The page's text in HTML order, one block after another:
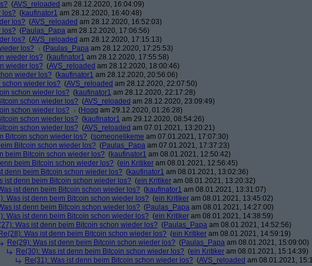
(AVS_reloaded am 28.12.2020, 16:04:09)
los? (kaufinator1 am 28.12.2020, 16:40:48)
los? (AVS_reloaded am 28.12.2020, 16:52:03)
los? (Paulas_Papa am 28.12.2020, 17:06:56)
los? (AVS_reloaded am 28.12.2020, 17:15:13)
los?
(Paulas_Papa am 28.12.2020, 17:25:53)
wieder los? (kaufinator1 am 28.12.2020, 17:55:58)
wieder los? (AVS_reloaded am 28.12.2020, 18:00:46)
wieder los? (kaufinator1 am 28.12.2020, 20:56:06)
schon wieder los? (AVS_reloaded am 28.12.2020, 22:07:50)
schon wieder los? (kaufinator1 am 28.12.2020, 22:17:28)
schon wieder los? (AVS_reloaded am 28.12.2020, 23:09:49)
schon wieder los?
(Hoqq am 29.12.2020, 01:26:28)
schon wieder los? (kaufinator1 am 29.12.2020, 08:54:26)
schon wieder los? (AVS_reloaded am 07.01.2021, 13:20:21)
Bitcoin schon wieder los? (someonelikeme am 07.01.2021, 17:07:30)
Bitcoin schon wieder los? (Paulas_Papa am 07.01.2021, 17:37:23)
beim Bitcoin schon wieder los? (kaufinator1 am 08.01.2021, 12:50:42)
beim Bitcoin schon wieder los? (ein Kritiker am 08.01.2021, 12:56:45)
denn beim Bitcoin schon wieder los? (kaufinator1 am 08.01.2021, 13:02:36)
ist denn beim Bitcoin schon wieder los? (ein Kritiker am 08.01.2021, 13:20:32)
ist denn beim Bitcoin schon wieder los? (kaufinator1 am 08.01.2021, 13:31:07)
Was ist denn beim Bitcoin schon wieder los? (ein Kritiker am 08.01.2021, 13:45:02)
ist denn beim Bitcoin schon wieder los? (Paulas_Papa am 08.01.2021, 14:27:00)
Was ist denn beim Bitcoin schon wieder los? (ein Kritiker am 08.01.2021, 14:38:59)
Was ist denn beim Bitcoin schon wieder los? (Paulas_Papa am 08.01.2021, 14:52:56)
Re(28): Was ist denn beim Bitcoin schon wieder los? (ein Kritiker am 08.01.2021, 14:59:19)
Re(29): Was ist denn beim Bitcoin schon wieder los? (Paulas_Papa am 08.01.2021, 15:09:00)
Re(30): Was ist denn beim Bitcoin schon wieder los? (ein Kritiker am 08.01.2021, 15:14:39)
Re(31): Was ist denn beim Bitcoin schon wieder los? (AVS_reloaded am 08.01.2021,